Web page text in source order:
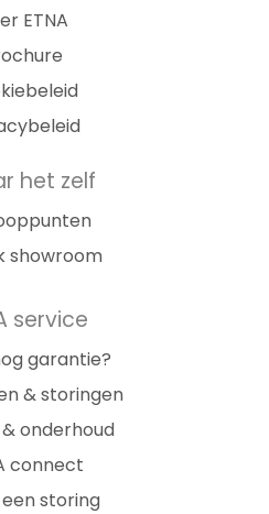
ETNA
het zelf
showroom
service
garantie?
& storingen
onderhoud
connect
storing